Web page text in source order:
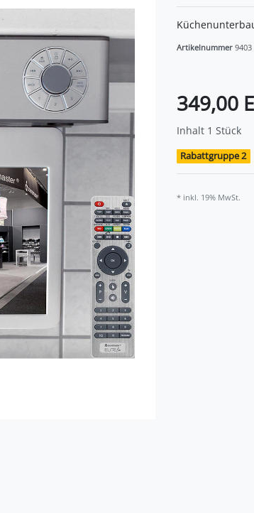
Artikelnummer 9403
349,00
Inhalt 1 Stück
Rabattgruppe 2
* inkl. 19% MwSt.